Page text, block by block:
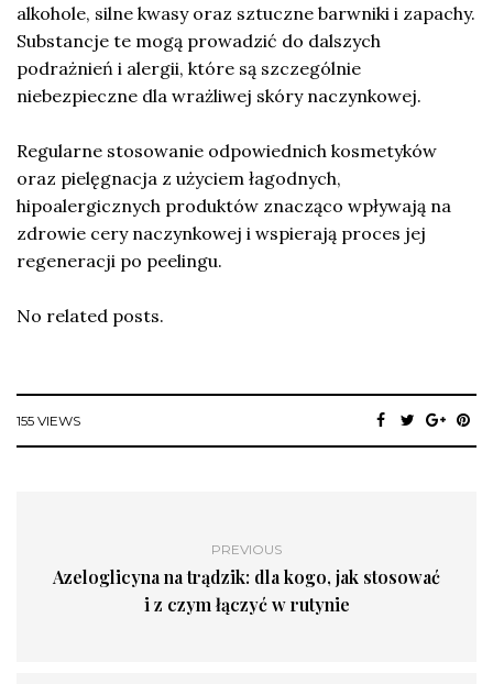
alkohole, silne kwasy oraz sztuczne barwniki i zapachy.
Substancje te mogą prowadzić do dalszych
podrażnień i alergii, które są szczególnie
niebezpieczne dla wrażliwej skóry naczynkowej.
Regularne stosowanie odpowiednich kosmetyków
oraz pielęgnacja z użyciem łagodnych,
hipoalergicznych produktów znacząco wpływają na
zdrowie cery naczynkowej i wspierają proces jej
regeneracji po peelingu.
No related posts.
155 VIEWS
PREVIOUS
Azeloglicyna na trądzik: dla kogo, jak stosować
i z czym łączyć w rutynie